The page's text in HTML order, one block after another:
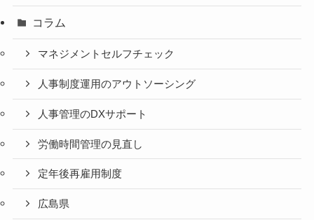
コラム
マネジメントセルフチェック
人事制度運用のアウトソーシング
人事管理のDXサポート
労働時間管理の見直し
定年後再雇用制度
広島県